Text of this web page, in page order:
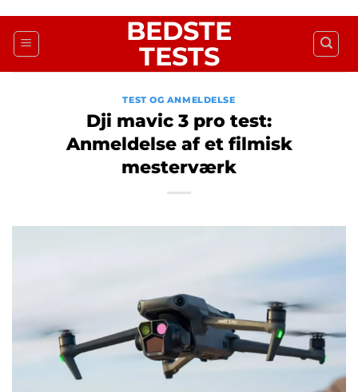
indhold
BEDSTE
TESTS
TEST OG ANMELDELSE
Dji mavic 3 pro test:
Anmeldelse af et filmisk
mesterværk